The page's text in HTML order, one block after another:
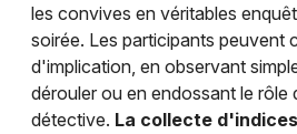
les convives en véritables
soirée. Les participants peuvent
d'implication, en observant
dérouler ou en endossant le
détective. La collecte d'indices